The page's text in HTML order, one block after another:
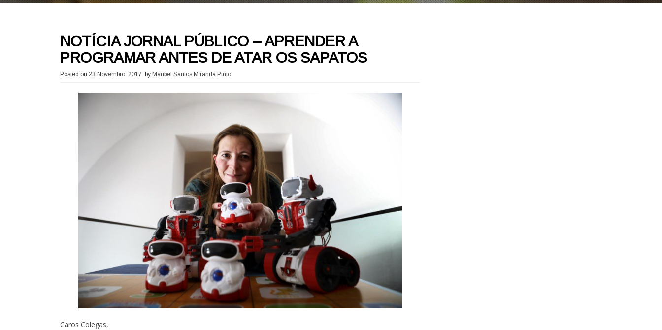
NOTÍCIA JORNAL PÚBLICO – APRENDER A
PROGRAMAR ANTES DE ATAR OS SAPATOS
Posted on 23 Novembro, 2017 by Maribel Santos Miranda Pinto
Caros Colegas,